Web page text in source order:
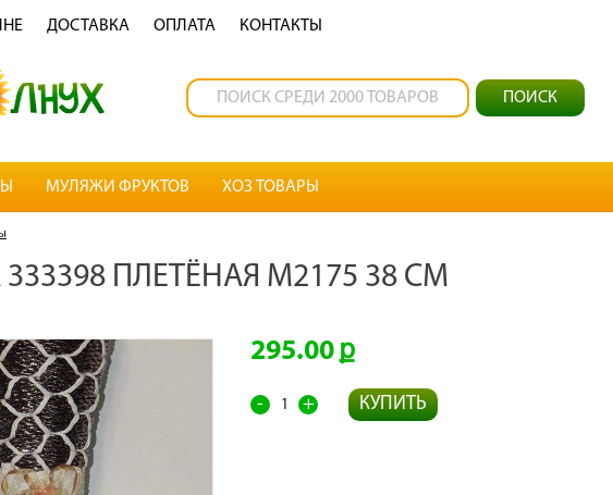
ДОСТАВКА OПЛАТА КОНТАКТЫ
МУЛЯЖИ ФРУКТОВ ХОЗ ТОВАРЫ
ПЛЕТЁНАЯ М2175 38 СМ
295.00
- + КУПИТЬ